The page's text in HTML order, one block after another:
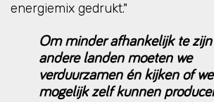
energiemix gedrukt."
Om minder afhankelijk te
andere landen moeten we
verduurzamen én kijken of
mogelijk zelf kunnen